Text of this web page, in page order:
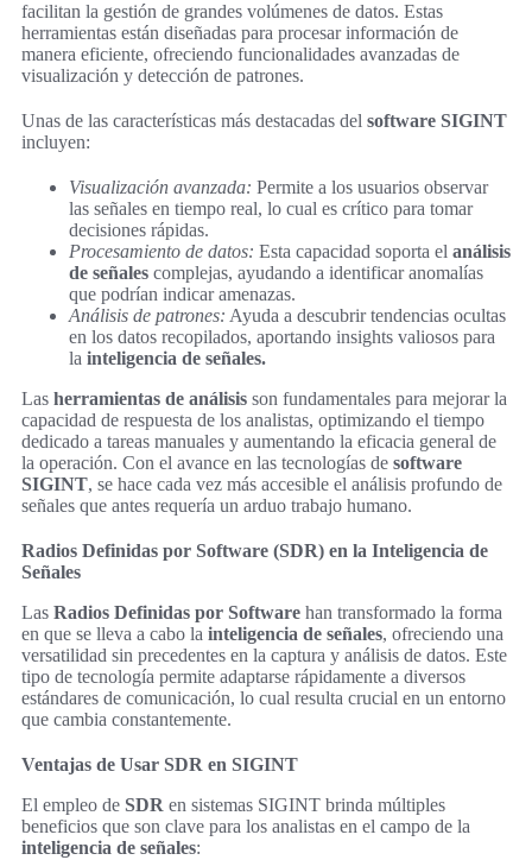
facilitan la gestión de grandes volúmenes de datos. Estas
herramientas están diseñadas para procesar información de
manera eficiente, ofreciendo funcionalidades avanzadas de
visualización y detección de patrones.
Unas de las características más destacadas del software SIGINT
incluyen:
Visualización avanzada: Permite a los usuarios observar
las señales en tiempo real, lo cual es crítico para tomar
decisiones rápidas.
Procesamiento de datos: Esta capacidad soporta el análisis
de señales complejas, ayudando a identificar anomalías
que podrían indicar amenazas.
Análisis de patrones: Ayuda a descubrir tendencias ocultas
en los datos recopilados, aportando insights valiosos para
la inteligencia de señales.
Las herramientas de análisis son fundamentales para mejorar la
capacidad de respuesta de los analistas, optimizando el tiempo
dedicado a tareas manuales y aumentando la eficacia general de
la operación. Con el avance en las tecnologías de software
SIGINT, se hace cada vez más accesible el análisis profundo de
señales que antes requería un arduo trabajo humano.
Radios Definidas por Software (SDR) en la Inteligencia de
Señales
Las Radios Definidas por Software han transformado la forma
en que se lleva a cabo la inteligencia de señales, ofreciendo una
versatilidad sin precedentes en la captura y análisis de datos. Este
tipo de tecnología permite adaptarse rápidamente a diversos
estándares de comunicación, lo cual resulta crucial en un entorno
que cambia constantemente.
Ventajas de Usar SDR en SIGINT
El empleo de SDR en sistemas SIGINT brinda múltiples
beneficios que son clave para los analistas en el campo de la
inteligencia de señales: